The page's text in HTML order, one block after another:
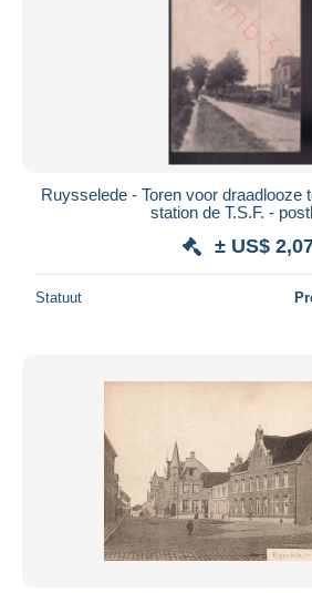
Ruysselede - Toren voor draadlooze
station de T.S.F. -
± US$
Statuut